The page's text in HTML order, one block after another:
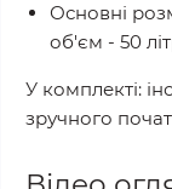
Основні
об'єм - 50
У комплекті:
зручного